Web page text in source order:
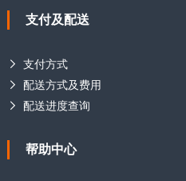
支付及配送
支付方式
配送方式及费用
配送进度查询
帮助中心